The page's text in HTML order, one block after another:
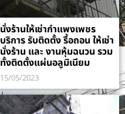
นั่งร้านให้เช่ากำแพงเพชร
บริการ รับติดตั้ง รื้อถอน ให้เช่า
นั่งร้าน และ งานหุ้มฉนวน รวม
ทั้งติดตั้งแผ่นอลูมิเนียม
15/05/2023